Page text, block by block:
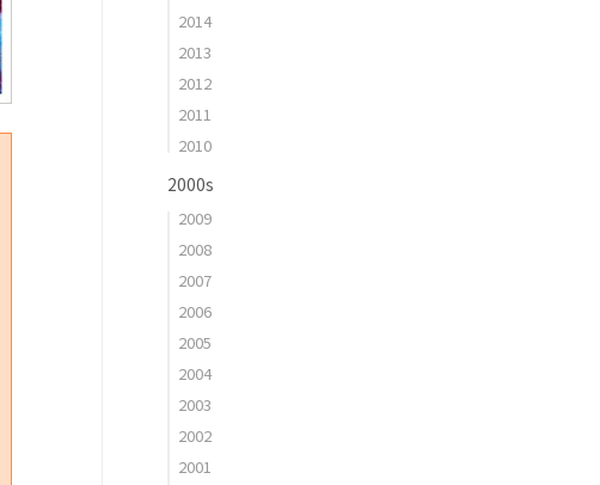
2014
2013
2012
2011
2010
2000s
2009
2008
2007
2006
2005
2004
2003
2002
2001